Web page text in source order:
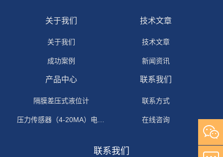
关于我们
关于我们
成功案例
技术文章
技术文章
新闻资讯
产品中心
隔膜差压式液位计
压力传感器（4-20MA）电流输出
联系我们
联系方式
在线咨询
联系我们